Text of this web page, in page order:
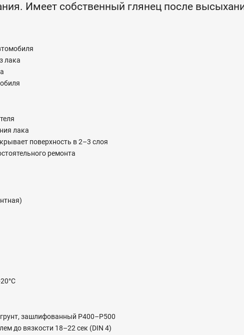
Имеет собственный глянец после
лака
лака
поверхность в 2–3 слоя
ремонта
зашлифованный P400–P500
до вязкости 18–22 сек (DIN 4)